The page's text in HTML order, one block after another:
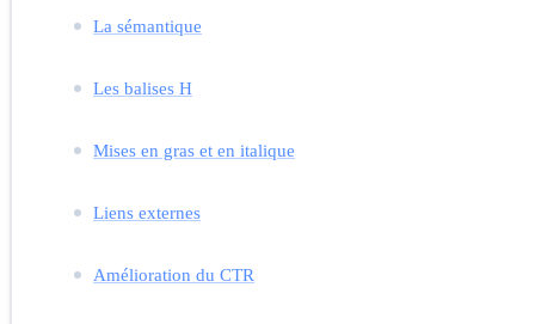
La sémantique
Les balises H
Mises en gras et en italique
Liens externes
Amélioration du CTR